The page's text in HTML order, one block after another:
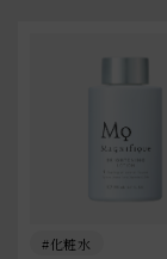
化粧水